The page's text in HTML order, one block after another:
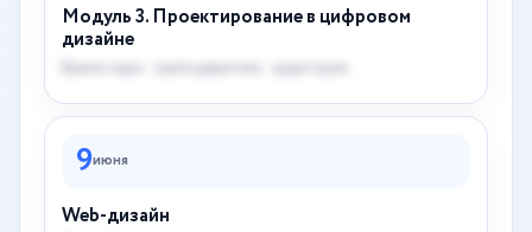
Модуль 3. Проектирование в цифровом
дизайне
Время пары · преподаватель · аудитория
9июня
Web-дизайн